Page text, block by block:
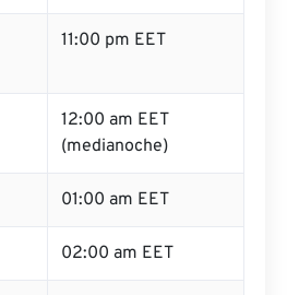
11:00 pm EET
12:00 am EET
(medianoche)
01:00 am EET
02:00 am EET